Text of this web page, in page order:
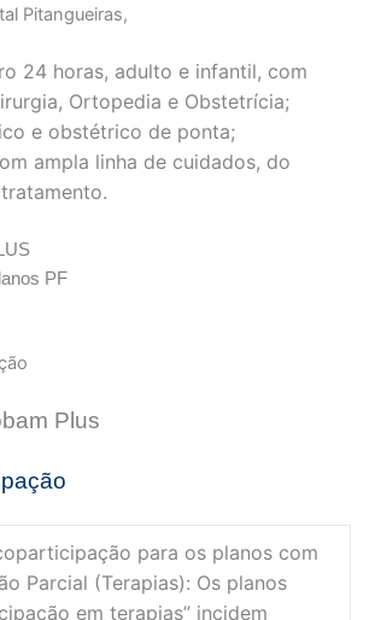
Pitangueiras,
24 horas, adulto e infantil, com
Ortopedia e Obstetrícia;
e obstétrico de ponta;
ampla linha de cuidados, do
PF
Plus
para os planos com
Parcial (Terapias): Os planos
em terapias” incidem